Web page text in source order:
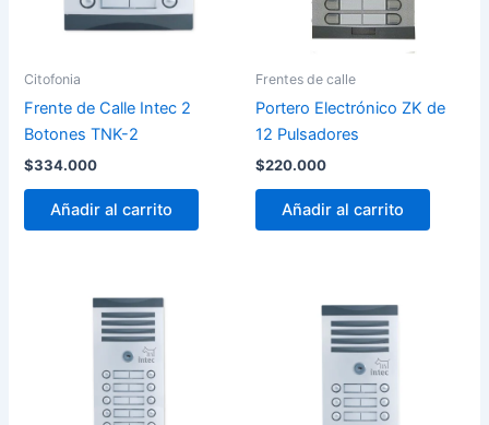
Citofonia
Frente de Calle Intec 2
Botones TNK-2
$334.000
Añadir al carrito
Frentes de calle
Portero Electrónico ZK de
12 Pulsadores
$220.000
Añadir al carrito